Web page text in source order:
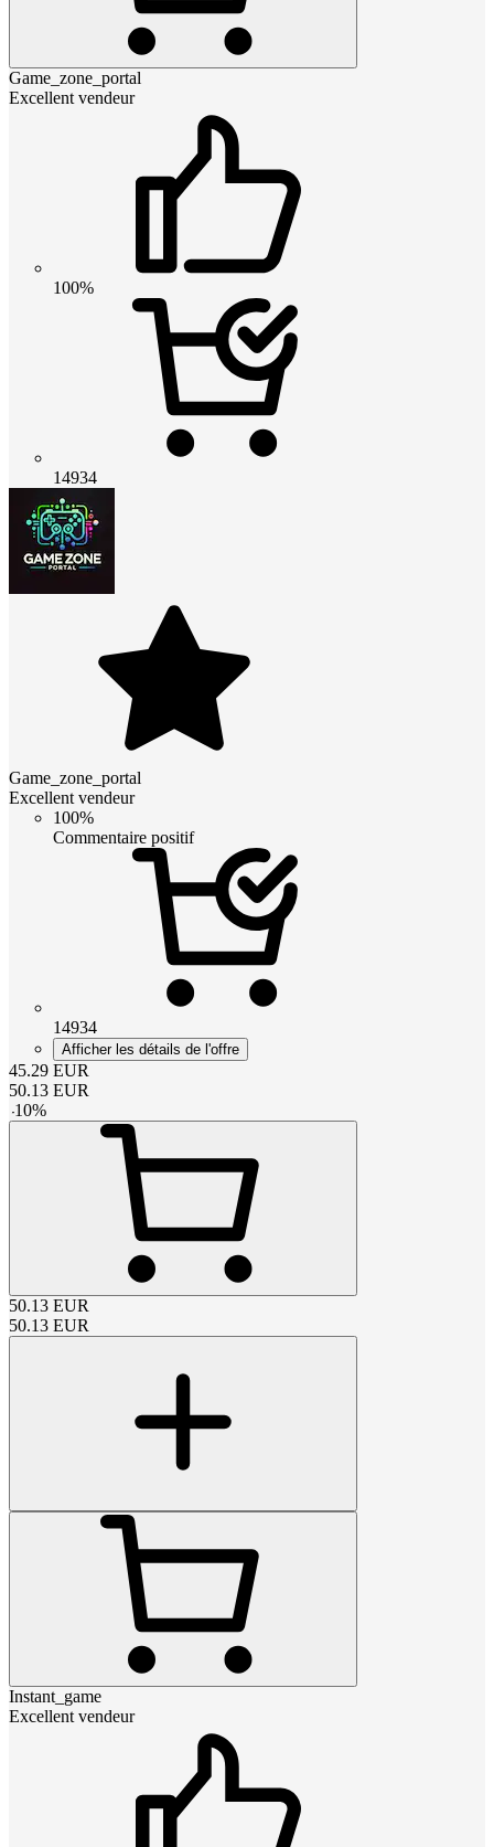
Game_zone_portal
Excellent vendeur
100%
14934
Game_zone_portal
Excellent vendeur
100%
Commentaire positif
14934
Afficher les détails de l'offre
45.29 EUR
50.13 EUR
-10%
50.13 EUR
50.13 EUR
Instant_game
Excellent vendeur